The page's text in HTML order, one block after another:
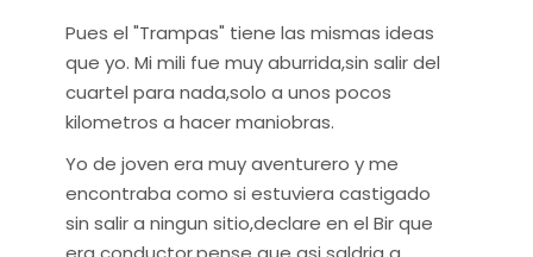
Pues el "Trampas" tiene las mismas ideas
que yo. Mi mili fue muy aburrida,sin salir del
cuartel para nada,solo a unos pocos
kilometros a hacer maniobras.
Yo de joven era muy aventurero y me
encontraba como si estuviera castigado
sin salir a ningun sitio,declare en el Bir que